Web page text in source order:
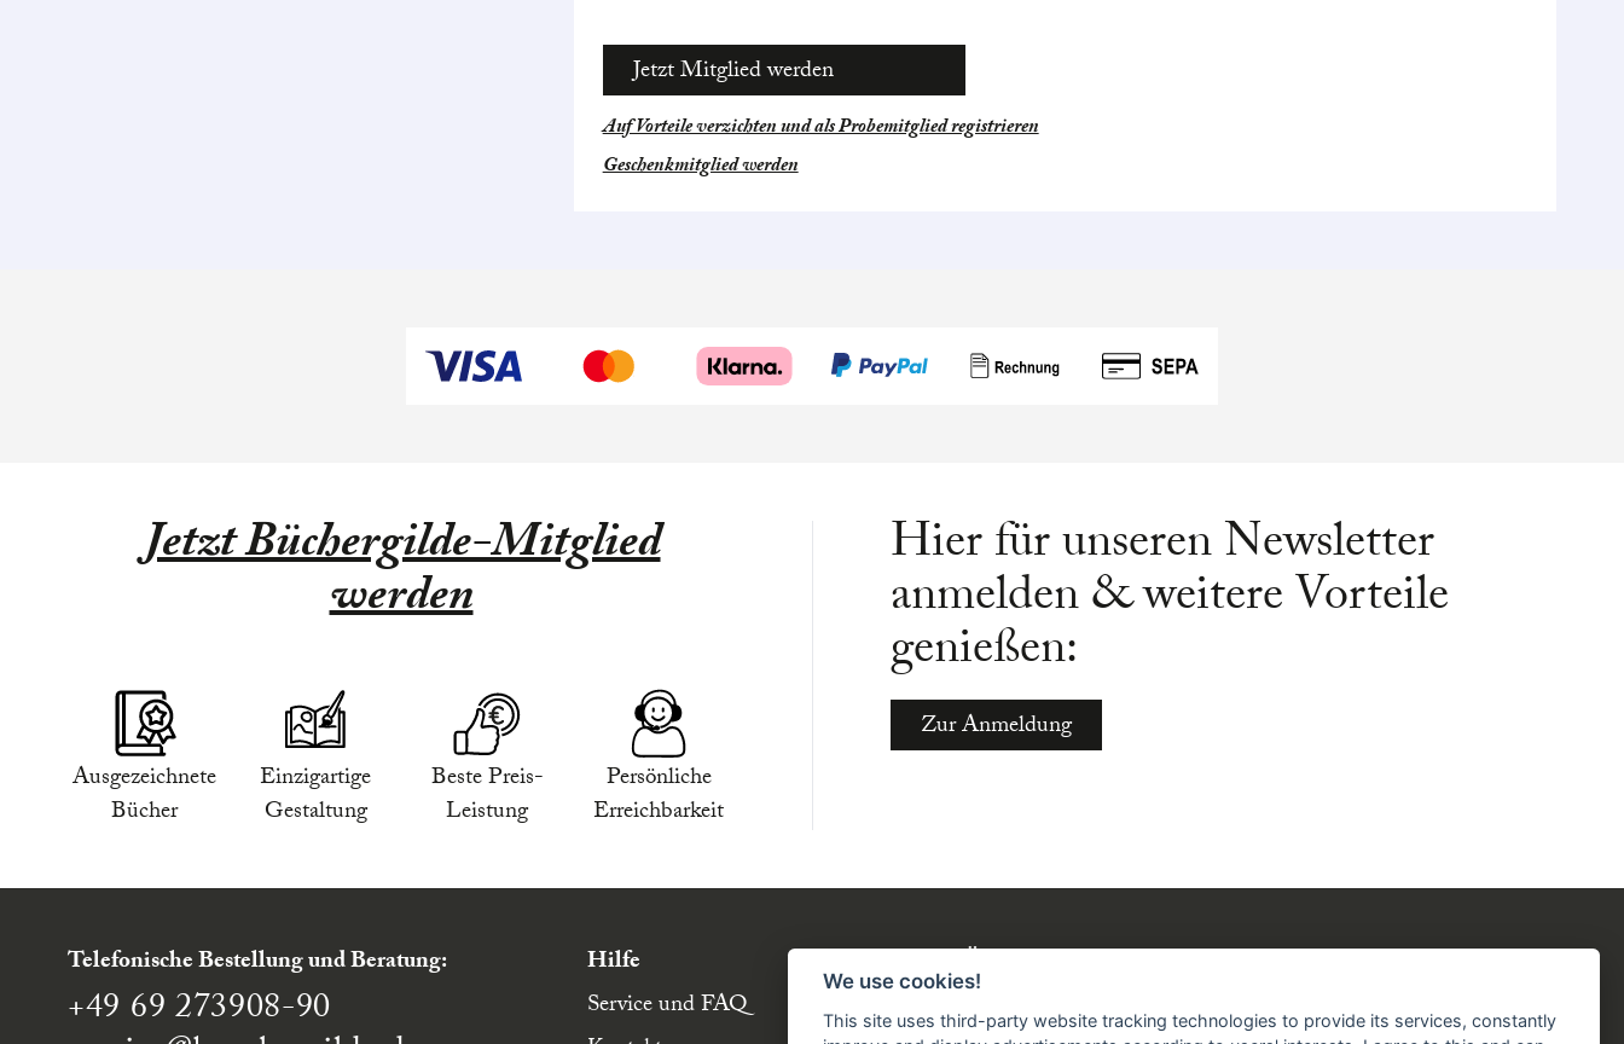
Jetzt Mitglied werden
Auf Vorteile verzichten und als Probemitglied registrieren
Geschenkmitglied werden
Jetzt Büchergilde-Mitglied
werden
Ausgezeichnete
Bücher
Einzigartige
Gestaltung
Beste Preis-
Leistung
Persönliche
Erreichbarkeit
Hier für unseren Newsletter
anmelden & weitere Vorteile
genießen:
Zur Anmeldung
Telefonische Bestellung und Beratung:
+49 69 273908-90
Hilfe
Service und FAQ
Über die Büchergilde
Buchgemeinschaft
FacebookInstagramYouTubeTikTok
We use cookies!
This site uses third-party website tracking technologies to provide its services, constantly